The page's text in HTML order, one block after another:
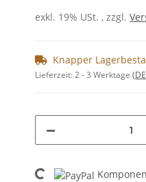
exkl. 19% USt. , zzgl.
Knapper
Lieferzeit:2 - 3 Werktage
Loading...